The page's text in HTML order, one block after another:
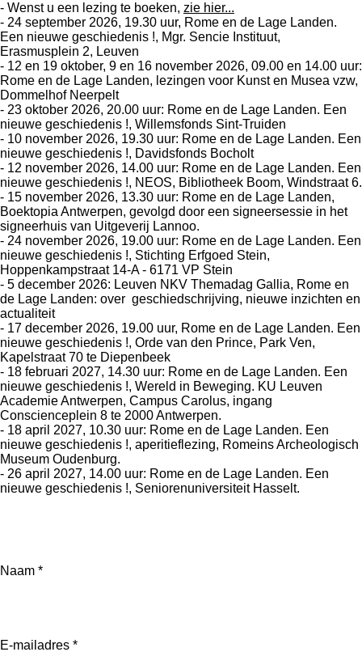
- Wenst u een lezing te boeken, zie hier...
- 24 september 2026, 19.30 uur, Rome en de Lage Landen.
Een nieuwe geschiedenis !, Mgr. Sencie Instituut,
Erasmusplein 2, Leuven
- 12 en 19 oktober, 9 en 16 november 2026, 09.00 en 14.00 uur:
Rome en de Lage Landen, lezingen voor Kunst en Musea vzw,
Dommelhof Neerpelt
- 23 oktober 2026, 20.00 uur: Rome en de Lage Landen. Een
nieuwe geschiedenis !, Willemsfonds Sint-Truiden
- 10 november 2026, 19.30 uur: Rome en de Lage Landen. Een
nieuwe geschiedenis !, Davidsfonds Bocholt
- 12 november 2026, 14.00 uur: Rome en de Lage Landen. Een
nieuwe geschiedenis !, NEOS, Bibliotheek Boom, Windstraat 6.
- 15 november 2026, 13.30 uur: Rome en de Lage Landen,
Boektopia Antwerpen, gevolgd door een signeersessie in het
signeerhuis van Uitgeverij Lannoo.
- 24 november 2026, 19.00 uur: Rome en de Lage Landen. Een
nieuwe geschiedenis !, Stichting Erfgoed Stein,
Hoppenkampstraat 14-A - 6171 VP Stein
- 5 december 2026: Leuven NKV Themadag Gallia, Rome en
de Lage Landen: over geschiedschrijving, nieuwe inzichten en
actualiteit
- 17 december 2026, 19.00 uur, Rome en de Lage Landen. Een
nieuwe geschiedenis !, Orde van den Prince, Park Ven,
Kapelstraat 70 te Diepenbeek
- 18 februari 2027, 14.30 uur: Rome en de Lage Landen. Een
nieuwe geschiedenis !, Wereld in Beweging. KU Leuven
Academie Antwerpen, Campus Carolus, ingang
Conscienceplein 8 te 2000 Antwerpen.
- 18 april 2027, 10.30 uur: Rome en de Lage Landen. Een
nieuwe geschiedenis !, aperitieflezing, Romeins Archeologisch
Museum Oudenburg.
- 26 april 2027, 14.00 uur: Rome en de Lage Landen. Een
nieuwe geschiedenis !, Seniorenuniversiteit Hasselt.
Naam *
E-mailadres *